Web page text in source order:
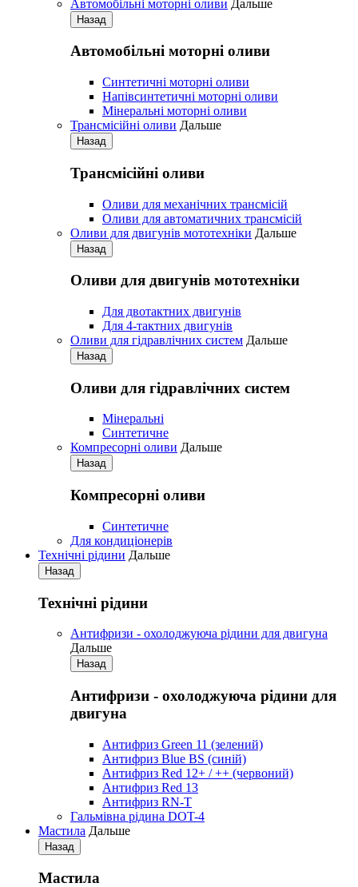
Автомобільні моторні оливи Дальше
Назад
Автомобільні моторні оливи
Синтетичні моторні оливи
Напівсинтетичні моторні оливи
Мінеральні моторні оливи
Трансмісійні оливи Дальше
Назад
Трансмісійні оливи
Оливи для механічних трансмісій
Оливи для автоматичних трансмісій
Оливи для двигунів мототехніки Дальше
Назад
Оливи для двигунів мототехніки
Для двотактних двигунів
Для 4-тактних двигунів
Оливи для гідравлічних систем Дальше
Назад
Оливи для гідравлічних систем
Мінеральні
Синтетичне
Компресорні оливи Дальше
Назад
Компресорні оливи
Синтетичне
Для кондиціонерів
Технічні рідини Дальше
Назад
Технічні рідини
Антифризи - охолоджуюча рідини для двигуна
Дальше
Назад
Антифризи - охолоджуюча рідини для
двигуна
Антифриз Green 11 (зелений)
Антифриз Blue BS (синій)
Антифриз Red 12+ / ++ (червоний)
Антифриз Red 13
Антифриз RN-T
Гальмівна рідина DOT-4
Мастила Дальше
Назад
Мастила